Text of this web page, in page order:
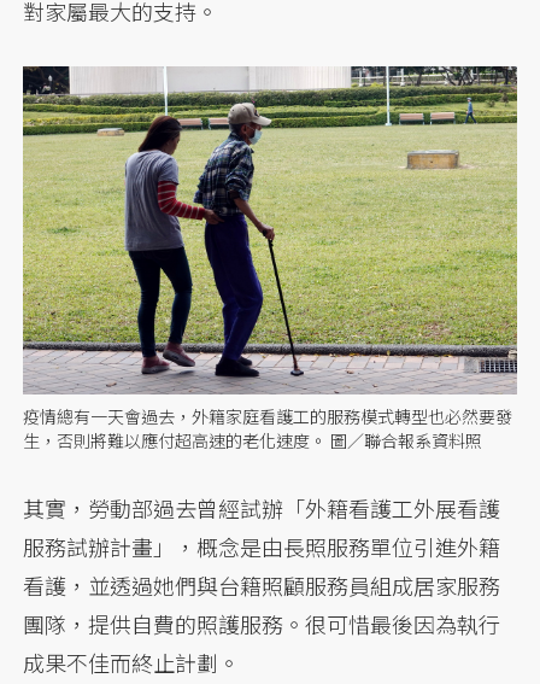
對家屬最大的支持。
疫情總有一天會過去，外籍家庭看護工的服務模式轉型也必然要發
生，否則將難以應付超高速的老化速度。 圖／聯合報系資料照
其實，勞動部過去曾經試辦「外籍看護工外展看護
服務試辦計畫」，概念是由長照服務單位引進外籍
看護，並透過她們與台籍照顧服務員組成居家服務
團隊，提供自費的照護服務。很可惜最後因為執行
成果不佳而終止計劃。